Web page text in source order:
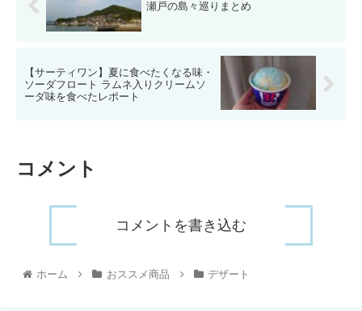
瀬戸の島々巡りまとめ
【サーティワン】夏に食べたくなる味・
ソーダフロート ラムネ入りクリームソ
ーダ味を食べたレポート
コメント
コメントを書き込む
ホーム おススメ商品 デザート